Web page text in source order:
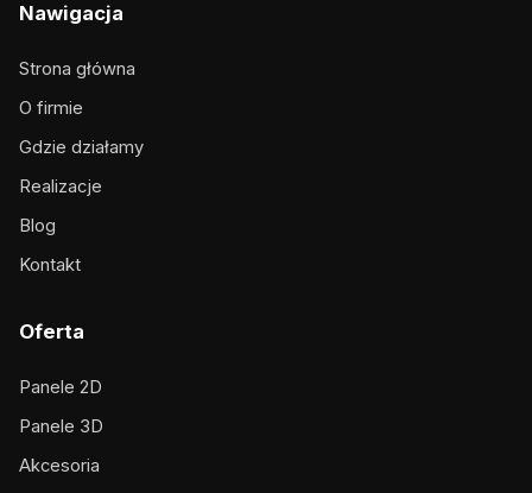
Nawigacja
Strona główna
O firmie
Gdzie działamy
Realizacje
Blog
Kontakt
Oferta
Panele 2D
Panele 3D
Akcesoria